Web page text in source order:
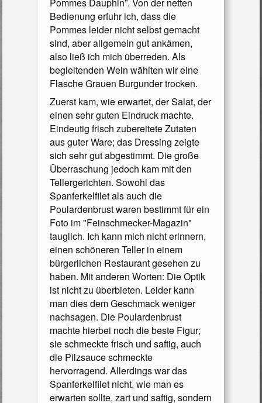
Pommes Dauphin”. Von der netten
Bedienung erfuhr ich, dass die
Pommes leider nicht selbst gemacht
sind, aber allgemein gut ankämen,
also ließ ich mich überreden. Als
begleitenden Wein wählten wir eine
Flasche Grauen Burgunder trocken.
Zuerst kam, wie erwartet, der Salat, der
einen sehr guten Eindruck machte.
Eindeutig frisch zubereitete Zutaten
aus guter Ware; das Dressing zeigte
sich sehr gut abgestimmt. Die große
Überraschung jedoch kam mit den
Tellergerichten. Sowohl das
Spanferkelfilet als auch die
Poulardenbrust waren bestimmt für ein
Foto im "Feinschmecker-Magazin"
tauglich. Ich kann mich nicht erinnern,
ei­nen schöneren Teller in einem
bürgerlichen Restaurant gesehen zu
haben. Mit anderen Worten: Die Optik
ist nicht zu überbieten. Leider kann
man dies dem Geschmack weniger
nachsagen. Die Poulardenbrust
machte hierbei noch die beste Figur;
sie schmeckte frisch und saftig, auch
die Pilzsauce schmeckte
hervorragend. Allerdings war das
Spanferkelfilet nicht, wie man es
erwarten sollte, zart und saftig, sondern